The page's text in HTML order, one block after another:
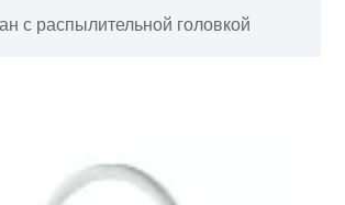
с распылительной головкой